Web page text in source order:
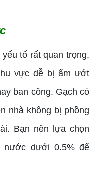
tố rất quan trọng,
vực dễ bị ẩm ướt
ban công. Gạch có
nhà không bị phồng
Bạn nên lựa chọn
nước dưới 0.5% để